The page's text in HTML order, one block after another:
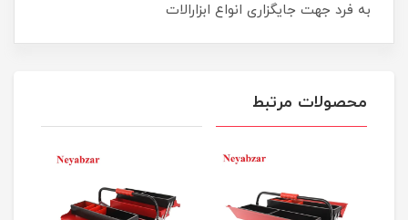
به فرد جهت جایگزاری انواع ابزارالات
محصولات مرتبط